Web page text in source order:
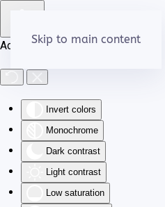
Accessibility Tools
Invert colors
Monochrome
Dark contrast
Light contrast
Low saturation
Skip to main content